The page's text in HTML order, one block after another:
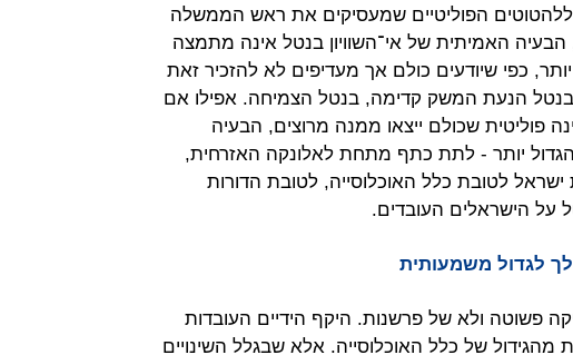
הפוליטיים שמעסיקים את ראש הממשלה
הבעיה האמיתית של אי־השוויון בנטל אינה מתמצה
כפי שיודעים כולם אך מעדיפים לא להזכיר זאת
בנטל הנעת המשק קדימה, בנטל הצמיחה. אפילו אם
פוליטית שכולם ייצאו ממנה מרוצים, הבעיה
יותר - לתת כתף מתחת לאלונקה האזרחית,
לטובת כלל האוכלוסייה, לטובת הדורות
הישראלים העובדים.
פשוטה ולא של פרשנות. היקף הידיים העובדות
של כלל האוכלוסייה. אלא שבגלל השינויים